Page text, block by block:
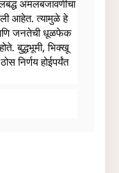
अंमलबजावणीचा
आहेत. त्यामुळे हे
आणि जनतेची धूळफेक
बुद्धभूमी, भिक्खू
निर्णय होईपर्यंत